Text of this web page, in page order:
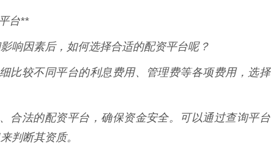
台**
响因素后，如何选择合适的配资平台呢？
比较不同平台的利息费用、管理费等各项费用，选择
合法的配资平台，确保资金安全。可以通过查询平台
判断其资质。